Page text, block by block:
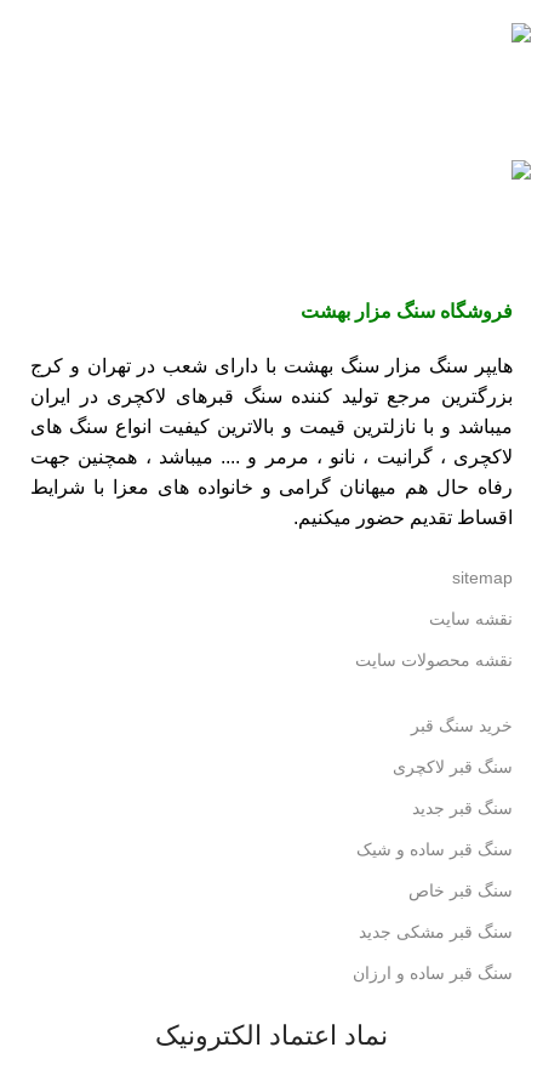
فروشگاه سنگ مزار بهشت
هایپر سنگ مزار سنگ بهشت با دارای شعب در تهران و کرج
بزرگترین مرجع تولید کننده سنگ قبرهای لاکچری در ایران
میباشد و با نازلترین قیمت و بالاترین کیفیت انواع سنگ های
لاکچری ،گرانیت ، نانو ، مرمر
و .... میباشد ، همچنین جهت
رفاه حال هم میهانان گرامی و خانواده های معزا با شرایط
اقساط تقدیم حضور میکنیم.
sitemap
نقشه سایت
نقشه محصولات سایت
خرید سنگ قبر
سنگ قبر لاکچری
سنگ قبر جدید
سنگ قبر ساده و شیک
سنگ قبر خاص
سنگ قبر مشکی جدید
سنگ قبر ساده و ارزان
نماد اعتماد الکترونیک